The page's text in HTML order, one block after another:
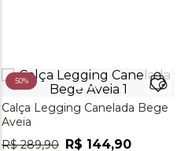
50%
Calça Legging Canelada Bege
Aveia
R$ 289,90 R$ 144,90